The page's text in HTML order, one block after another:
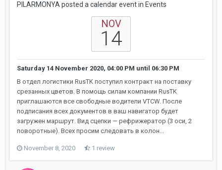
PILARMONYA posted a calendar event in Events
NOV
14
Saturday 14 November 2020, 04:00 PM until 06:30 PM
В отдел логистики RusTK поступил контракт на поставку
срезанных цветов. В помощь силам компании RusTK
приглашаются все свободные водители VTCW. После
подписания всех документов в ваш навигатор будет
загружен маршрут. Вид сцепки — рефрижератор (3 оси, 2
поворотные). Всех просим следовать в колон...
November 8, 2020 1 review